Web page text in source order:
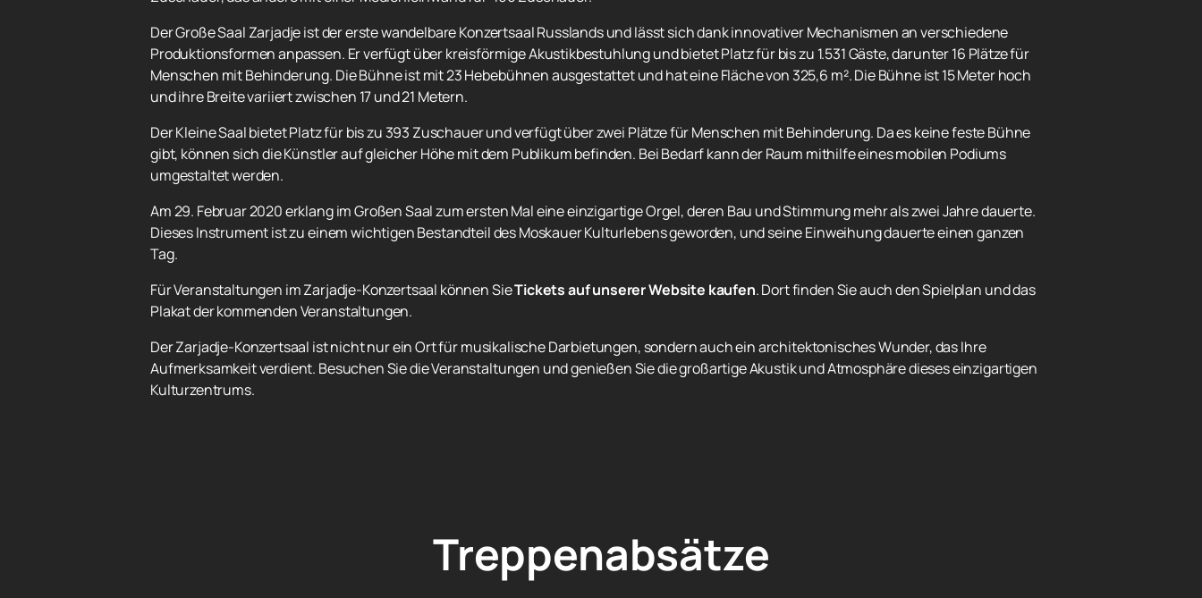
Der Große Saal Zarjadje ist der erste wandelbare Konzertsaal Russlands und lässt sich dank innovativer Mechanismen an verschiedene
Produktionsformen anpassen. Er verfügt über kreisförmige Akustikbestuhlung und bietet Platz für bis zu 1.531 Gäste, darunter 16 Plätze für
Menschen mit Behinderung. Die Bühne ist mit 23 Hebebühnen ausgestattet und hat eine Fläche von 325,6 m². Die Bühne ist 15 Meter hoch
und ihre Breite variiert zwischen 17 und 21 Metern.
Der Kleine Saal bietet Platz für bis zu 393 Zuschauer und verfügt über zwei Plätze für Menschen mit Behinderung. Da es keine feste Bühne
gibt, können sich die Künstler auf gleicher Höhe mit dem Publikum befinden. Bei Bedarf kann der Raum mithilfe eines mobilen Podiums
umgestaltet werden.
Am 29. Februar 2020 erklang im Großen Saal zum ersten Mal eine einzigartige Orgel, deren Bau und Stimmung mehr als zwei Jahre dauerte.
Dieses Instrument ist zu einem wichtigen Bestandteil des Moskauer Kulturlebens geworden, und seine Einweihung dauerte einen ganzen
Tag.
Für Veranstaltungen im Zarjadje-Konzertsaal können SieTickets auf unserer Website kaufen. Dort finden Sie auch den Spielplan und das
Plakat der kommenden Veranstaltungen.
Der Zarjadje-Konzertsaal ist nicht nur ein Ort für musikalische Darbietungen, sondern auch ein architektonisches Wunder, das Ihre
Aufmerksamkeit verdient. Besuchen Sie die Veranstaltungen und genießen Sie die großartige Akustik und Atmosphäre dieses einzigartigen
Kulturzentrums.
Treppenabsätze